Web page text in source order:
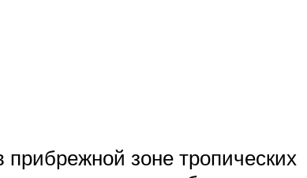
зоне тропических